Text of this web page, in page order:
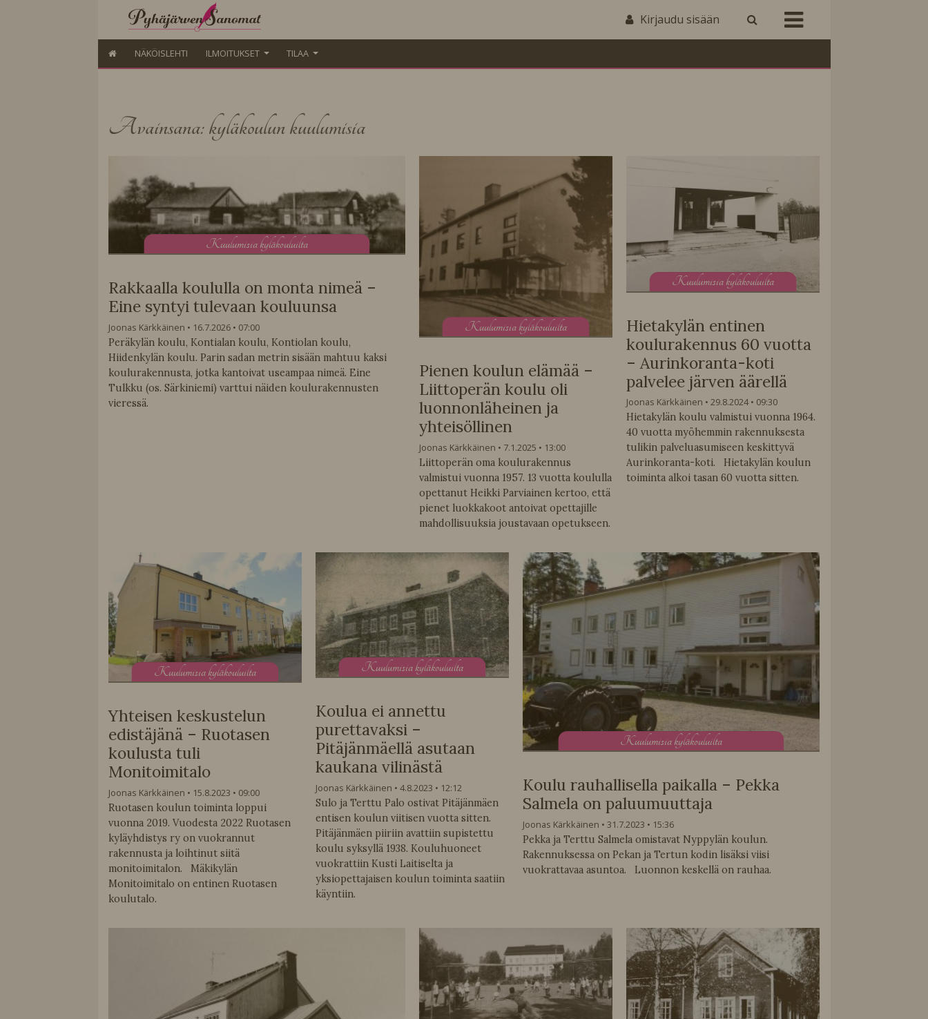
Kirjaudu sisään
NÄKÖISLEHTI ILMOITUKSET TILAA
Avainsana: kyläkoulun kuulumisia
Kuulumisia kyläkouluilta
Rakkaalla koululla on monta nimeä –
Eine syntyi tulevaan kouluunsa
Joonas Kärkkäinen 16.7.2026
07:00
Peräkylän koulu, Kontialan koulu, Kontiolan koulu,
Hiidenkylän koulu. Parin sadan metrin sisään mahtuu kaksi
koulurakennusta, jotka kantoivat useampaa nimeä. Eine
Tulkku (os. Särkiniemi) varttui näiden koulurakennusten
vieressä.
Kuulumisia kyläkouluilta
Pienen koulun elämää –
Liittoperän koulu oli
luonnonläheinen ja
yhteisöllinen
Joonas Kärkkäinen 7.1.2025
13:00
Liittoperän oma koulurakennus
valmistui vuonna 1957. 13 vuotta koululla
opettanut Heikki Parviainen kertoo, että
pienet luokkakoot antoivat opettajille
mahdollisuuksia joustavaan opetukseen.
Kuulumisia kyläkouluilta
Hietakylän entinen
koulurakennus 60 vuotta
– Aurinkoranta-koti
palvelee järven äärellä
Joonas Kärkkäinen 29.8.2024
09:30
Hietakylän koulu valmistui vuonna 1964.
40 vuotta myöhemmin rakennuksesta
tulikin palveluasumiseen keskittyvä
Aurinkoranta-koti. Hietakylän koulun
toiminta alkoi tasan 60 vuotta sitten.
Kuulumisia kyläkouluilta
Yhteisen keskustelun
edistäjänä – Ruotasen
koulusta tuli
Monitoimitalo
Joonas Kärkkäinen 15.8.2023
09:00
Ruotasen koulun toiminta loppui
vuonna 2019. Vuodesta 2022 Ruotasen
kyläyhdistys ry on vuokrannut
rakennusta ja loihtinut siitä
monitoimitalon. Mäkikylän
Monitoimitalo on entinen Ruotasen
koulutalo.
Kuulumisia kyläkouluilta
Koulua ei annettu
purettavaksi –
Pitäjänmäellä asutaan
kaukana vilinästä
Joonas Kärkkäinen 4.8.2023
12:12
Sulo ja Terttu Palo ostivat Pitäjänmäen
entisen koulun viitisen vuotta sitten.
Pitäjänmäen piiriin avattiin supistettu
koulu syksyllä 1938. Kouluhuoneet
vuokrattiin Kusti Laitiselta ja
yksiopettajaisen koulun toiminta saatiin
käyntiin.
Kuulumisia kyläkouluilta
Koulu rauhallisella paikalla – Pekka
Salmela on paluumuuttaja
Joonas Kärkkäinen 31.7.2023
15:36
Pekka ja Terttu Salmela omistavat Nyppylän koulun.
Rakennuksessa on Pekan ja Tertun kodin lisäksi viisi
vuokrattavaa asuntoa. Luonnon keskellä on rauhaa.